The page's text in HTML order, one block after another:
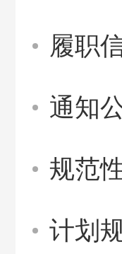
履职
通知
规范
计划